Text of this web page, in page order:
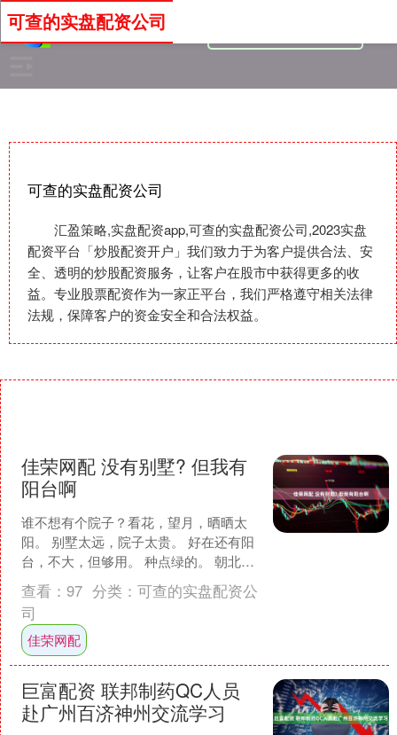
可查的实盘配资公司
汇盈策略,实盘配资app,可查的实盘配资公司,2023实盘
配资平台「炒股配资开户」我们致力于为客户提供合法、安
全、透明的炒股配资服务，让客户在股市中获得更多的收
益。专业股票配资作为一家正平台，我们严格遵守相关法律
法规，保障客户的资金安全和合法权益。
可查的实盘配资公司
佳荣网配 没有别墅? 但我有
阳台啊
谁不想有个院子？看花，望月，晒晒太
阳。 别墅太远，院子太贵。 好在还有阳
台，不大，但够用。 种点绿的。 朝北的
阳台光照不好，种不了名贵花草。 但摆
几个长条花盆，....
查看： 97 分类： 可查的实盘配资公
司
佳荣网配
巨富配资 联邦制药QC人员
赴广州百济神州交流学习